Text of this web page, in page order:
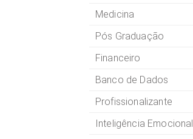
Medicina
Pós Graduação
Financeiro
Banco de Dados
Profissionalizante
Inteligência Emocional